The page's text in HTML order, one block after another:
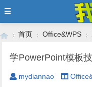
›
首页
›
Office&WPS
›
学PowerPoint模板
mydiannao